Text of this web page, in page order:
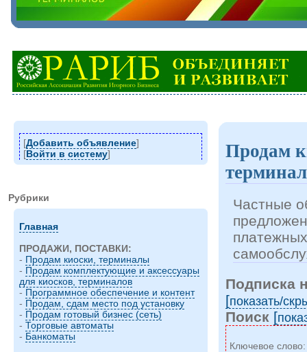
[Добавить объявление]
[Войти в систему]
Рубрики
Главная
ПРОДАЖИ, ПОСТАВКИ:
- Продам киоски, терминалы
- Продам комплектующие и аксессуары
для киосков, терминалов
- Программное обеспечение и контент
- Продам, сдам место под установку
- Продам готовый бизнес (сеть)
- Торговые автоматы
- Банкоматы
Продам
Частные
Подписка
[показать/
Поиск [
Ключевое